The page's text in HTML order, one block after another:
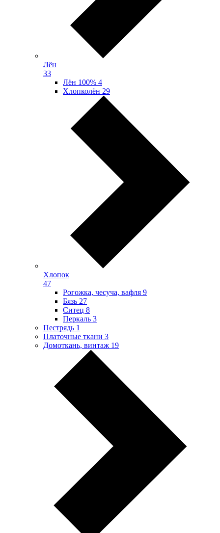
Лён
33
Лён 100% 4
Хлопколён 29
Хлопок
47
Рогожка, чесуча, вафля 9
Бязь 27
Ситец 8
Перкаль 3
Пестрядь 1
Платочные ткани 3
Домоткань, винтаж 19